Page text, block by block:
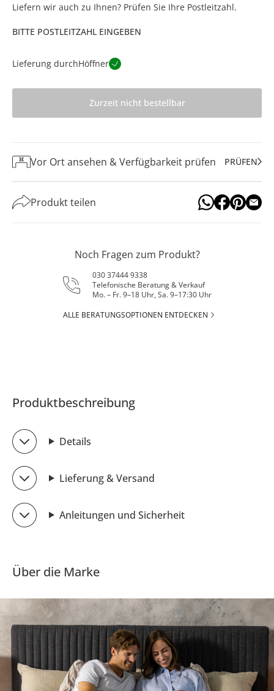
Liefern wir auch zu Ihnen? Prüfen Sie Ihre Postleitzahl.
BITTE POSTLEITZAHL EINGEBEN
Lieferung durchHöffner
Zurzeit nicht bestellbar
Vor Ort ansehen & Verfügbarkeit prüfen PRÜFEN
Produkt teilen
Noch Fragen zum Produkt?
030 37444 9338
Telefonische Beratung & Verkauf
Mo. – Fr. 9–18 Uhr, Sa. 9–17:30 Uhr
ALLE BERATUNGSOPTIONEN ENTDECKEN
Produktbeschreibung
Details
Lieferung & Versand
Anleitungen und Sicherheit
Über die Marke